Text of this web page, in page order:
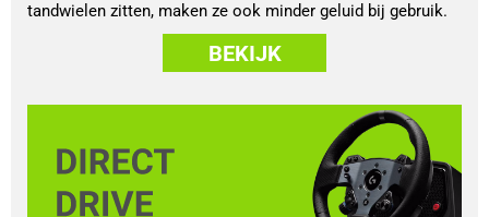
tandwielen zitten, maken ze ook minder geluid bij gebruik.
BEKIJK